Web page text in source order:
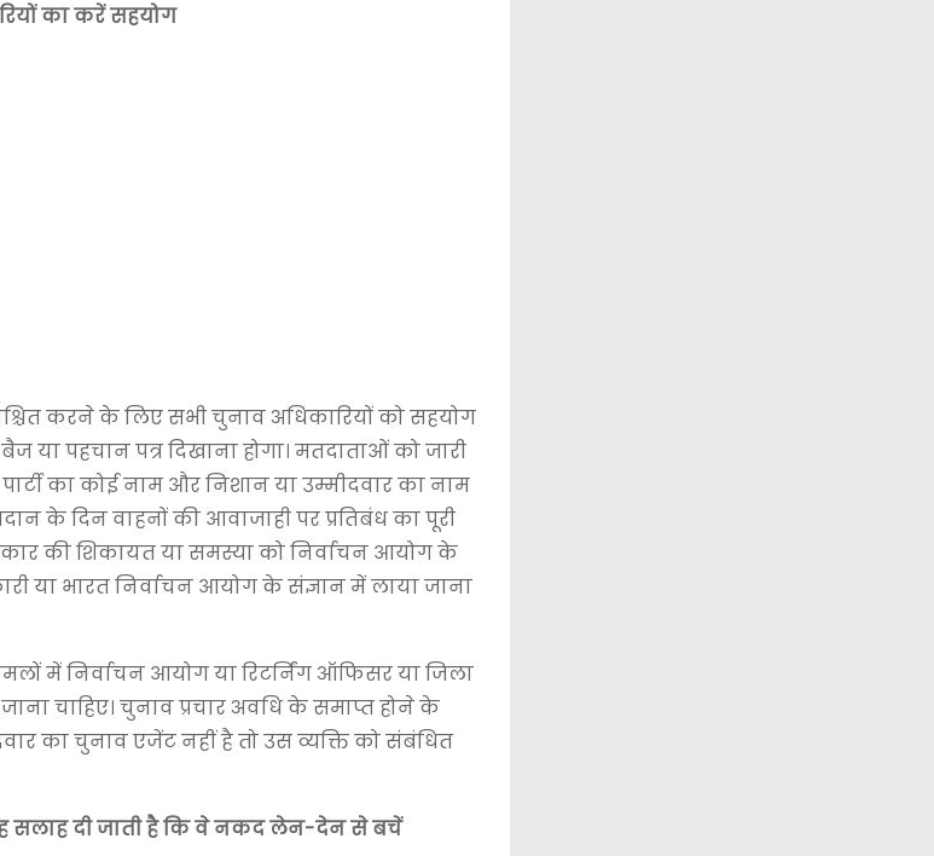
का करें सहयोग
करने के लिए सभी चुनाव अधिकारियों को सहयोग
या पहचान पत्र दिखाना होगा। मतदाताओं को जारी
का कोई नाम और निशान या उम्मीदवार का नाम
के दिन वाहनों की आवाजाही पर प्रतिबंध का पूरी
की शिकायत या समस्या को निर्वाचन आयोग के
या भारत निर्वाचन आयोग के संज्ञान में लाया जाना
में निर्वाचन आयोग या रिटर्निंग ऑफिसर या जिला
चाहिए। चुनाव प्रचार अवधि के समाप्त होने के
का चुनाव एजेंट नहीं है तो उस व्यक्ति को संबंधित
सलाह दी जाती है कि वे नकद लेन-देन से बचें